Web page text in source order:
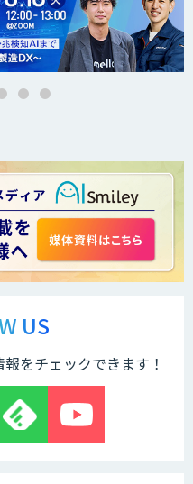
Sales
開発/コンサルティング
ァイ）
US
をチェックできます！